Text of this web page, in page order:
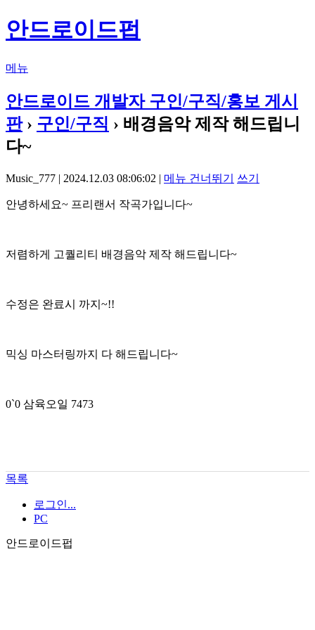
안드로이드펍
메뉴
안드로이드 개발자 구인/구직/홍보 게시
판› 구인/구직 › 배경음악 제작 해드립니
다~
Music_777 | 2024.12.03 08:06:02 | 메뉴 건너뛰기 쓰기
안녕하세요~ 프리랜서 작곡가입니다~
저렴하게 고퀄리티 배경음악 제작 해드립니다~
수정은 완료시 까지~!!
믹싱 마스터링까지 다 해드립니다~
0`0 삼육오일 7473
목록
로그인...
PC
안드로이드펍